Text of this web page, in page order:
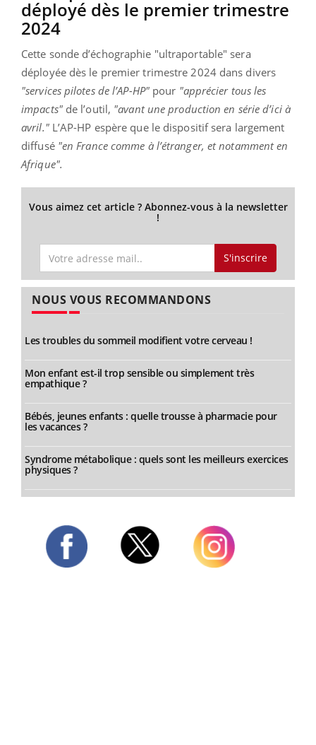
déployé dès le premier trimestre
2024
Cette sonde d’échographie "ultraportable" sera
déployée dès le premier trimestre 2024 dans divers
"services pilotes de l’AP-HP"pour "apprécier tous les
impacts"de l’outil, "avant une production en série d’ici à
avril."L’AP-HP espère que le dispositif sera largement
diffusé "en France comme à l’étranger, et notamment en
Afrique".
Vous aimez cet article ? Abonnez-vous à la newsletter
!
S'inscrire
NOUS VOUS RECOMMANDONS
Les troubles du sommeil modifient votre cerveau !
Mon enfant est-il trop sensible ou simplement très
empathique ?
Bébés, jeunes enfants : quelle trousse à pharmacie pour
les vacances ?
Syndrome métabolique : quels sont les meilleurs exercices
physiques ?